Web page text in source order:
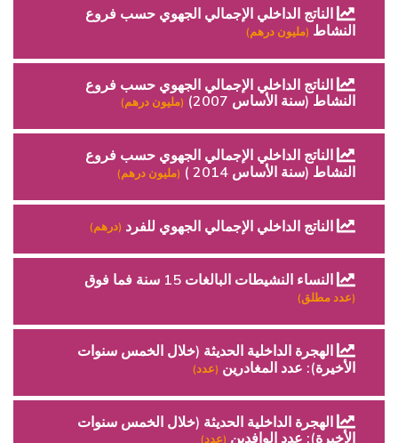
الناتج الداخلي الإجمالي الجهوي حسب فروع
النشاط (مليون درهم)
الناتج الداخلي الإجمالي الجهوي حسب فروع
النشاط (سنة الأساس 2007)
(مليون درهم)
الناتج الداخلي الإجمالي الجهوي حسب فروع
النشاط (سنة الأساس 2014 )
(مليون درهم)
الناتج الداخلي الإجمالي الجهوي للفرد (درهم)
النساء النشيطات البالغات 15 سنة فما فوق
(عدد مطلق)
الهجرة الداخلية الحديثة (خلال الخمس سنوات
الأخيرة): عدد المغادرين (عدد)
الهجرة الداخلية الحديثة (خلال الخمس سنوات
الأخيرة): عدد الوافدين (عدد)